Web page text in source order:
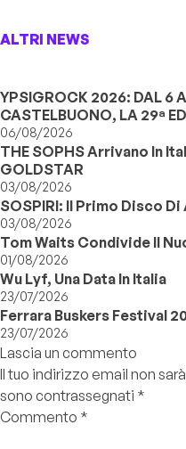
ALTRI NEWS
YPSIGROCK 2026: DAL 6
CASTELBUONO, LA 29ª
06/08/2026
THE SOPHS Arrivano In
GOLDSTAR
03/08/2026
SOSPIRI: Il Primo Disco
03/08/2026
Tom Waits Condivide Il
01/08/2026
Wu Lyf, Una Data In Italia
23/07/2026
Ferrara Buskers Festival
23/07/2026
Lascia un commento
Il tuo indirizzo email non
sono contrassegnati *
Commento *